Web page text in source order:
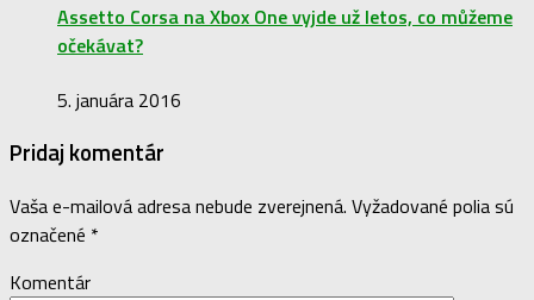
Assetto Corsa na Xbox One vyjde už letos, co můžeme
očekávat?
5. januára 2016
Pridaj komentár
Vaša e-mailová adresa nebude zverejnená. Vyžadované polia sú
označené *
Komentár